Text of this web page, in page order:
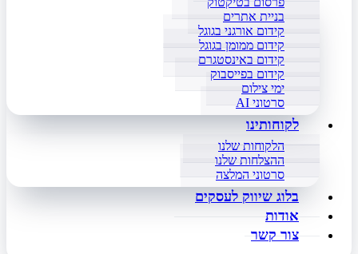
בניית אתרים
קידום אורגני בגוגל
קידום ממומן בגוגל
קידום באינסטגרם
קידום בפייסבוק
ימי צילום
סרטוני AI
לקוחותינו
הלקוחות שלנו
ההצלחות שלנו
סרטוני המלצה
בלוג שיווק לעסקים
אודות
צור קשר